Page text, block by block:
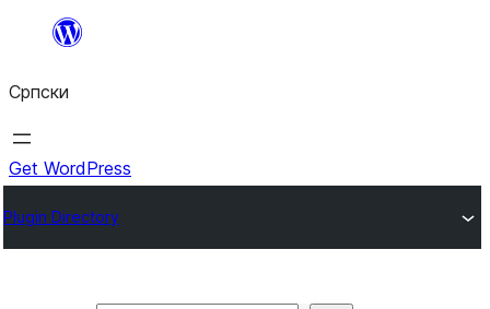
Скочи
садржај
Српски
Get WordPress
Plugin Directory